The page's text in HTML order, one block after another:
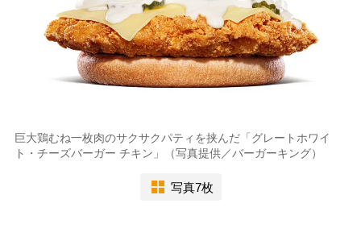
巨大鶏むね一枚肉のサクサクパティを挟んだ「グレートホワイ
ト・チーズバーガー チキン」（写真提供／バーガーキング）
写真7枚